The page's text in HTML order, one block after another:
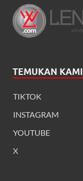
TEMUKAN KAMI
TIKTOK
INSTAGRAM
YOUTUBE
X